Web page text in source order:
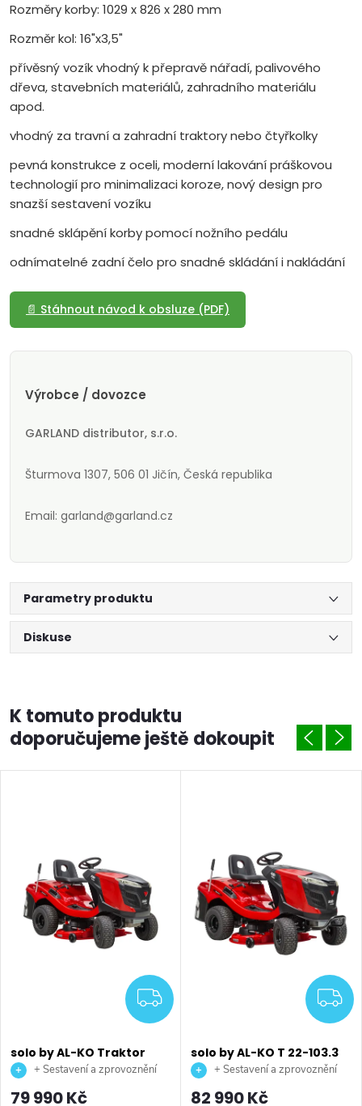
Rozměry korby: 1029 x 826 x 280 mm
Rozměr kol: 16"x3,5"
přívěsný vozík vhodný k přepravě nářadí, palivového
dřeva, stavebních materiálů, zahradního materiálu
apod.
vhodný za travní a zahradní traktory nebo čtyřkolky
pevná konstrukce z oceli, moderní lakování práškovou
technologií pro minimalizaci koroze, nový design pro
snazší sestavení vozíku
snadné sklápění korby pomocí nožního pedálu
odnímatelné zadní čelo pro snadné skládání i nakládání
📄 Stáhnout návod k obsluze (PDF)
Výrobce / dovozce
GARLAND distributor, s.r.o.
Šturmova 1307, 506 01 Jičín, Česká republika
Email: garland@garland.cz
Parametry produktu
Diskuse
K tomuto produktu
doporučujeme ještě dokoupit
ZDARMA
solo by AL-KO Traktor
T18-93.4 Hd-A V2 Comfort
+ Sestavení a zprovoznění
stroje + doprava až na vaši
79 990 Kč
solo by AL-KO T 22-103.3
HD-A V2 Comfort
traktor
+ Sestavení a zprovoznění
stroje + doprava až na vaši
82 990 Kč